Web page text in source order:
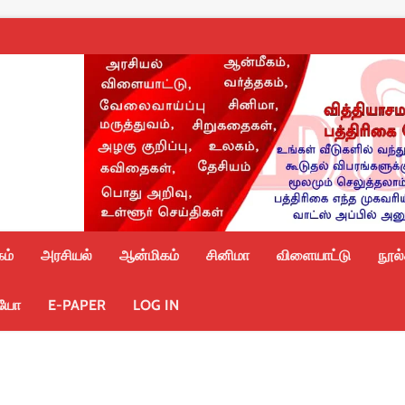
அரசியல் ஆன்மிகம் சினிமா விளையாட்டு
E-PAPER LOG IN